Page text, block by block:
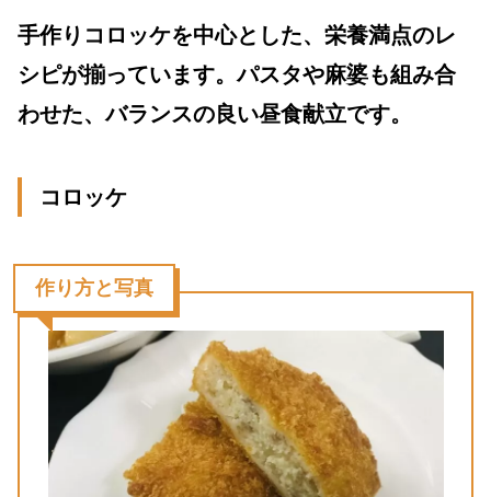
手作りコロッケを中心とした、栄養満点のレ
シピが揃っています。パスタや麻婆も組み合
わせた、バランスの良い昼食献立です。
コロッケ
作り方と写真